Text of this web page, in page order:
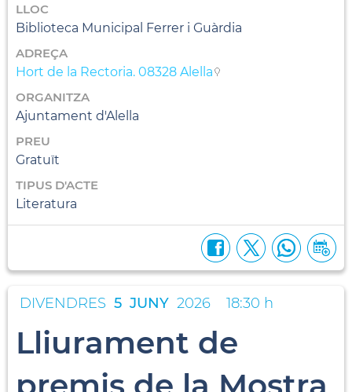
LLOC
Biblioteca Municipal Ferrer i Guàrdia
ADREÇA
Hort de la Rectoria. 08328 Alella
ORGANITZA
Ajuntament d'Alella
PREU
Gratuït
TIPUS D'ACTE
Literatura
DIVENDRES 5 JUNY 2026 18:30 h
Lliurament de